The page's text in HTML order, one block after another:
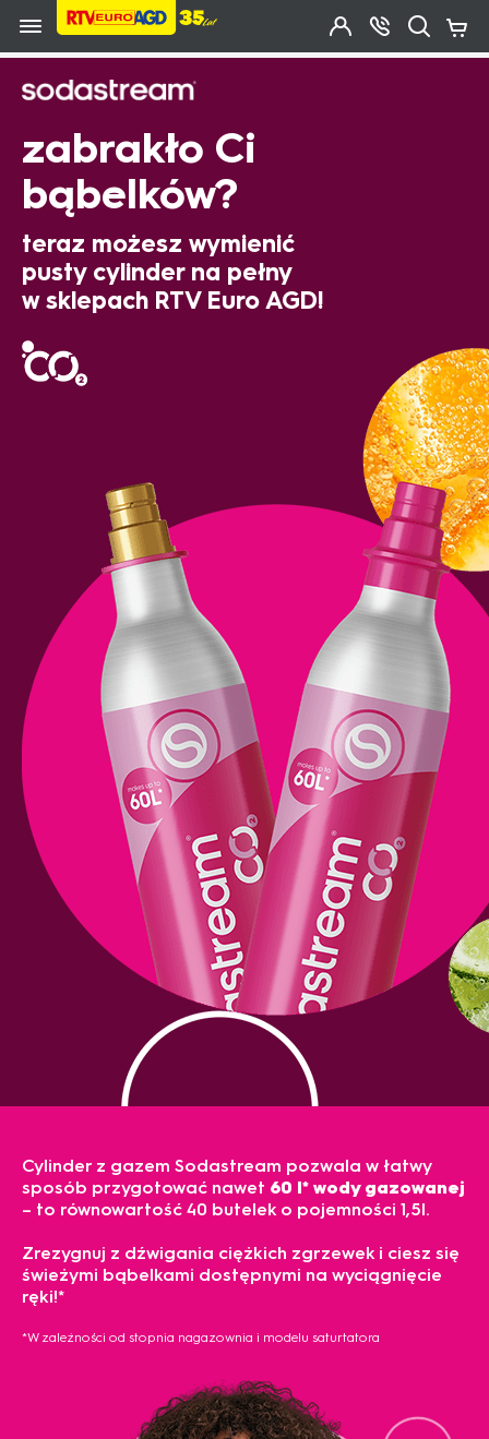
Przejdź do zawartości strony
Przejdź do wyszukiwarki
Przejdź do kategorii
Przejdź do stopki
OTWÓRZ
MENU
Moje
Konto
(0)
zabrakło Ci
bąbelków?
teraz możesz wymienić
pusty cylinder na pełny
w sklepach RTV Euro AGD!
Cylinder z gazem Sodastream pozwala w łatwy
sposób przygotować nawet 60 l* wody gazowanej
– to równowartość 40 butelek o pojemności 1,5l.
Zrezygnuj z dźwigania ciężkich zgrzewek i ciesz się
świeżymi bąbelkami dostępnymi na wyciągnięcie
ręki!*
*W zależności od stopnia nagazownia i modelu saturtatora